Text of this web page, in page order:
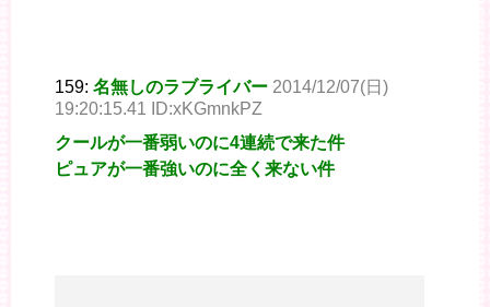
159: 名無しのラブライバー 2014/12/07(日)
19:20:15.41 ID:xKGmnkPZ
クールが一番弱いのに4連続で来た件
ピュアが一番強いのに全く来ない件